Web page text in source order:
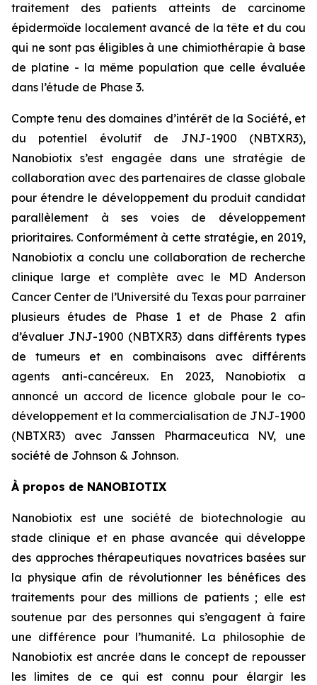
traitement des patients atteints de carcinome
épidermoïde localement avancé de la tête et du cou
qui ne sont pas éligibles à une chimiothérapie à base
de platine - la même population que celle évaluée
dans l’étude de Phase 3.
Compte tenu des domaines d’intérêt de la Société, et
du potentiel évolutif de JNJ-1900 (NBTXR3),
Nanobiotix s’est engagée dans une stratégie de
collaboration avec des partenaires de classe globale
pour étendre le développement du produit candidat
parallèlement à ses voies de développement
prioritaires. Conformément à cette stratégie, en 2019,
Nanobiotix a conclu une collaboration de recherche
clinique large et complète avec le MD Anderson
Cancer Center de l’Université du Texas pour parrainer
plusieurs études de Phase 1 et de Phase 2 afin
d’évaluer JNJ-1900 (NBTXR3) dans différents types
de tumeurs et en combinaisons avec différents
agents anti-cancéreux. En 2023, Nanobiotix a
annoncé un accord de licence globale pour le co-
développement et la commercialisation de JNJ-1900
(NBTXR3) avec Janssen Pharmaceutica NV, une
société de Johnson & Johnson.
À propos de NANOBIOTIX
Nanobiotix est une société de biotechnologie au
stade clinique et en phase avancée qui développe
des approches thérapeutiques novatrices basées sur
la physique afin de révolutionner les bénéfices des
traitements pour des millions de patients ; elle est
soutenue par des personnes qui s’engagent à faire
une différence pour l’humanité. La philosophie de
Nanobiotix est ancrée dans le concept de repousser
les limites de ce qui est connu pour élargir les